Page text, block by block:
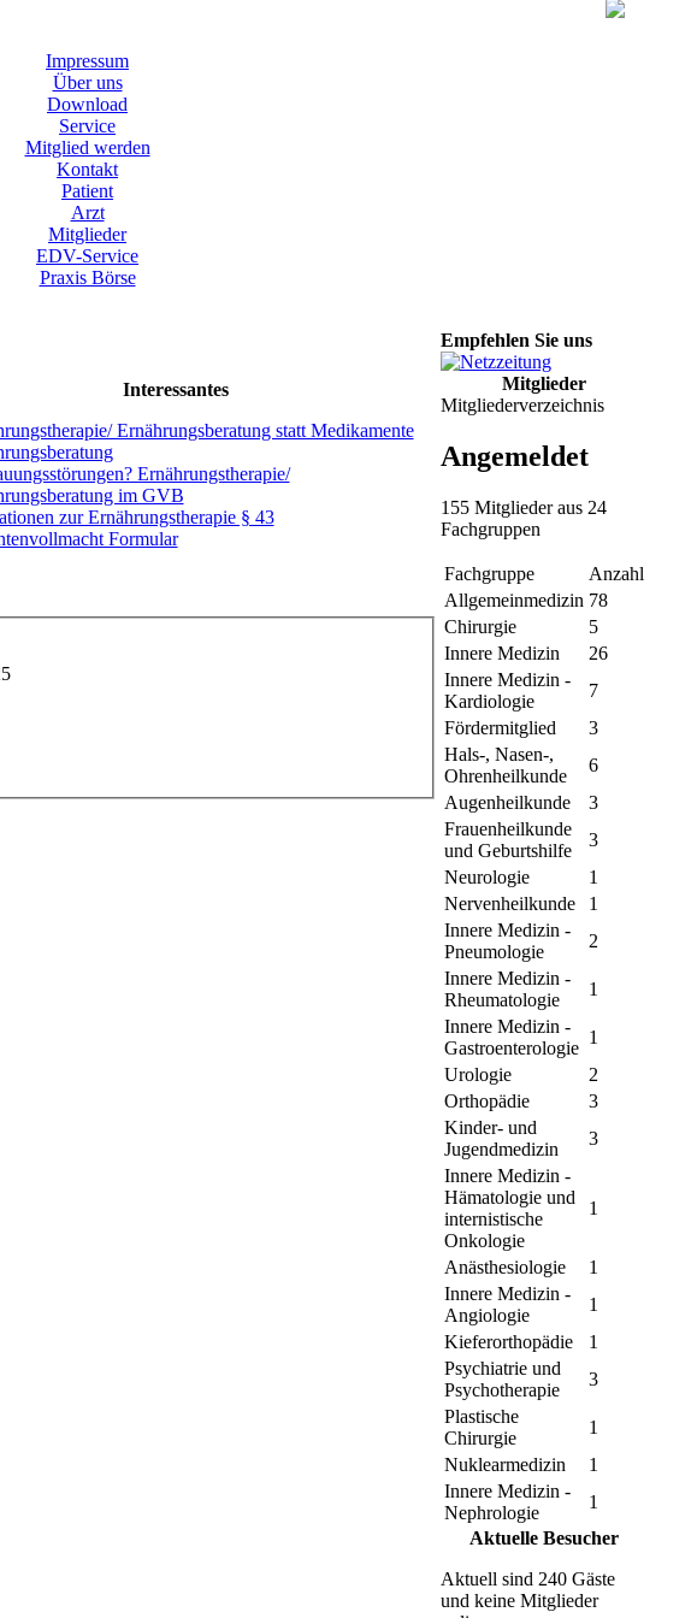
Impressum
Über uns
Download
Service
Mitglied werden
Kontakt
Patient
Arzt
Mitglieder
EDV-Service
Praxis Börse
Interessantes
Ernährungsberatung statt Medikamente
Ernährungstherapie/
im GVB
zur Ernährungstherapie § 43
Formular
Empfehlen Sie uns
Mitglieder
Mitgliederverzeichnis
Angemeldet
155 Mitglieder aus 24
Fachgruppen
Fachgruppe
Anzahl
Allgemeinmedizin 78
Chirurgie
5
Innere Medizin
26
Innere Medizin -
Kardiologie
7
Fördermitglied
3
Hals-, Nasen-,
Ohrenheilkunde
6
Augenheilkunde
3
Frauenheilkunde
und Geburtshilfe
3
Neurologie
1
Nervenheilkunde
1
Innere Medizin -
Pneumologie
2
Innere Medizin -
Rheumatologie
1
Innere Medizin -
Gastroenterologie
1
Urologie
2
Orthopädie
3
Kinder- und
Jugendmedizin
3
Innere Medizin -
Hämatologie und
internistische
Onkologie
1
Anästhesiologie
1
Innere Medizin -
Angiologie
1
Kieferorthopädie
1
Psychiatrie und
Psychotherapie
3
Plastische
Chirurgie
1
Nuklearmedizin
1
Innere Medizin -
Nephrologie
1
Aktuelle Besucher
Aktuell sind 240 Gäste
und keine Mitglieder